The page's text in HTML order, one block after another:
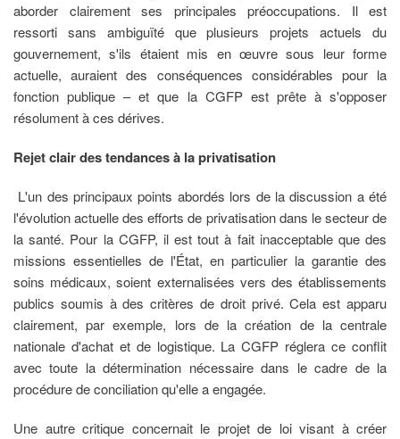
aborder clairement ses principales préoccupations. Il est
ressorti sans ambiguïté que plusieurs projets actuels du
gouvernement, s'ils étaient mis en œuvre sous leur forme
actuelle, auraient des conséquences considérables pour la
fonction publique – et que la CGFP est prête à s'opposer
résolument à ces dérives.
Rejet clair des tendances à la privatisation
L'un des principaux points abordés lors de la discussion a été
l'évolution actuelle des efforts de privatisation dans le secteur de
la santé. Pour la CGFP, il est tout à fait inacceptable que des
missions essentielles de l'État, en particulier la garantie des
soins médicaux, soient externalisées vers des établissements
publics soumis à des critères de droit privé. Cela est apparu
clairement, par exemple, lors de la création de la centrale
nationale d'achat et de logistique. La CGFP réglera ce conflit
avec toute la détermination nécessaire dans le cadre de la
procédure de conciliation qu'elle a engagée.
Une autre critique concernait le projet de loi visant à créer